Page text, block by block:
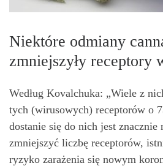
Niektóre odmiany
zmniejszyły receptory
Według Kovalchuka: „Wiele z
tych (wirusowych) receptorów o
dostanie się do nich jest znacznie
zmniejszyć liczbę receptorów,
ryzyko zarażenia się nowym